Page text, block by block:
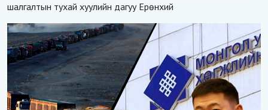
шалгалтын тухай хуулийн дагуу Ерөнхий